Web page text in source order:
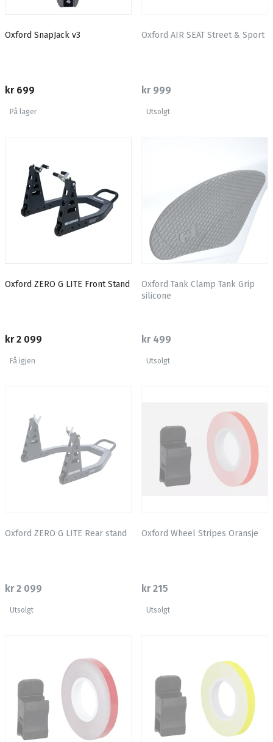
Oxford SnapJack v3
kr 699
På lager
Oxford AIR SEAT Street & Sport
kr 999
Utsolgt
Oxford ZERO G LITE Front Stand
kr 2 099
Få igjen
Oxford Tank Clamp Tank Grip
silicone
kr 499
Utsolgt
Oxford ZERO G LITE Rear stand
kr 2 099
Utsolgt
Oxford Wheel Stripes Oransje
kr 215
Utsolgt